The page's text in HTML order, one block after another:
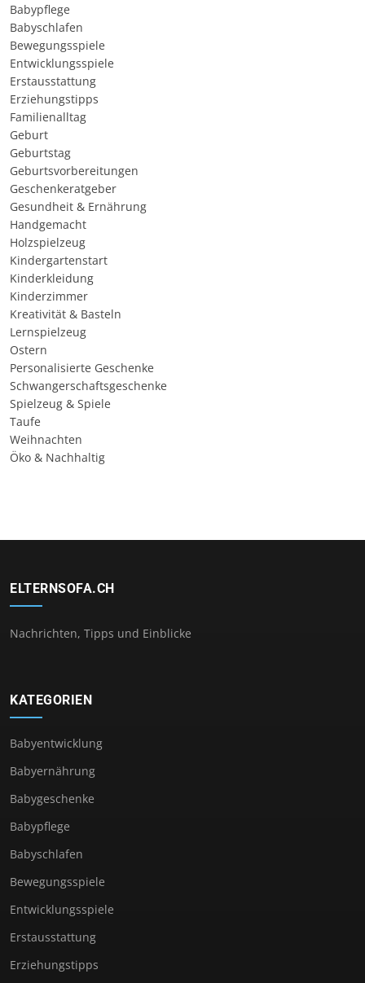
Babypflege
Babyschlafen
Bewegungsspiele
Entwicklungsspiele
Erstausstattung
Erziehungstipps
Familienalltag
Geburt
Geburtstag
Geburtsvorbereitungen
Geschenkeratgeber
Gesundheit & Ernährung
Handgemacht
Holzspielzeug
Kindergartenstart
Kinderkleidung
Kinderzimmer
Kreativität & Basteln
Lernspielzeug
Ostern
Personalisierte Geschenke
Schwangerschaftsgeschenke
Spielzeug & Spiele
Taufe
Weihnachten
Öko & Nachhaltig
ELTERNSOFA.CH
Nachrichten, Tipps und Einblicke
KATEGORIEN
Babyentwicklung
Babyernährung
Babygeschenke
Babypflege
Babyschlafen
Bewegungsspiele
Entwicklungsspiele
Erstausstattung
Erziehungstipps